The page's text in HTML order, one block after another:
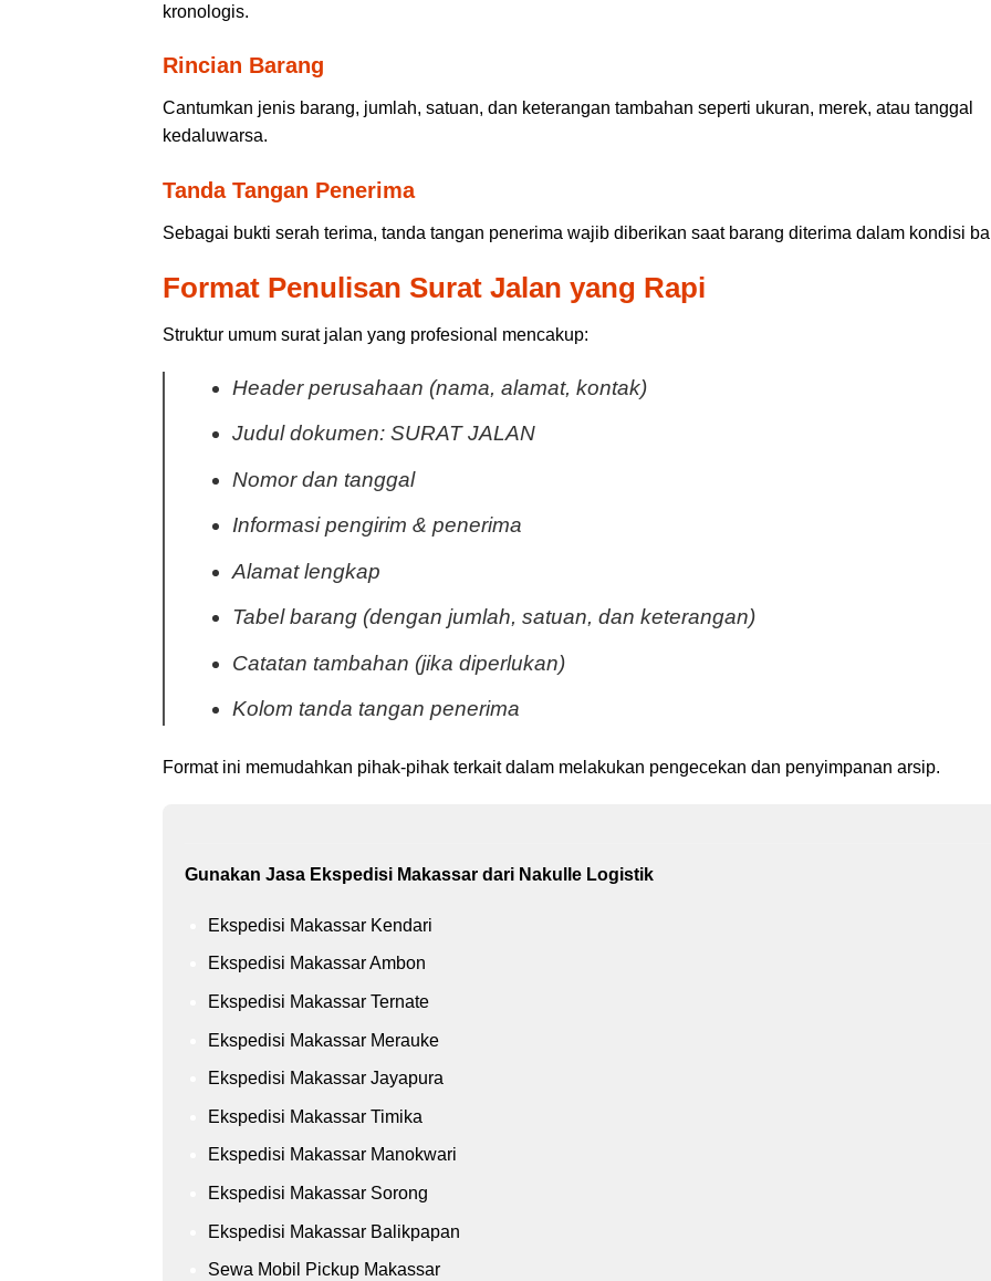
kronologis.
Rincian Barang
Cantumkan jenis barang, jumlah, satuan, dan keterangan tambahan seperti ukuran, merek, atau tanggal
kedaluwarsa.
Tanda Tangan Penerima
Sebagai bukti serah terima, tanda tangan penerima wajib diberikan saat barang diterima dalam kondisi
Format Penulisan Surat Jalan yang Rapi
Struktur umum surat jalan yang profesional mencakup:
Header perusahaan (nama, alamat, kontak)
Judul dokumen: SURAT JALAN
Nomor dan tanggal
Informasi pengirim & penerima
Alamat lengkap
Tabel barang (dengan jumlah, satuan, dan keterangan)
Catatan tambahan (jika diperlukan)
Kolom tanda tangan penerima
Format ini memudahkan pihak-pihak terkait dalam melakukan pengecekan dan penyimpanan arsip.
Gunakan Jasa Ekspedisi Makassar dari Nakulle Logistik
Ekspedisi Makassar Kendari
Ekspedisi Makassar Ambon
Ekspedisi Makassar Ternate
Ekspedisi Makassar Merauke
Ekspedisi Makassar Jayapura
Ekspedisi Makassar Timika
Ekspedisi Makassar Manokwari
Ekspedisi Makassar Sorong
Ekspedisi Makassar Balikpapan
Sewa Mobil Pickup Makassar